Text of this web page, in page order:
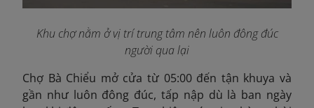
Khu chợ nằm ở vị trí trung tâm nên luôn đông đúc
người qua lại
Chợ Bà Chiểu mở cửa từ 05:00 đến tận khuya và
gần như luôn đông đúc, tấp nập dù là ban ngày